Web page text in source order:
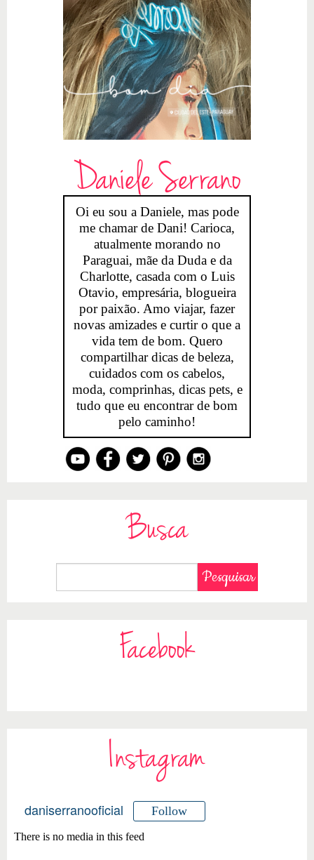
Daniele Serrano
Oi eu sou a Daniele, mas pode
me chamar de Dani! Carioca,
atualmente morando no
Paraguai, mãe da Duda e da
Charlotte, casada com o Luis
Otavio, empresária, blogueira
por paixão. Amo viajar, fazer
novas amizades e curtir o que a
vida tem de bom. Quero
compartilhar dicas de beleza,
cuidados com os cabelos,
moda, comprinhas, dicas pets, e
tudo que eu encontrar de bom
pelo caminho!
Busca
Facebook
Instagram
daniserranooficial Follow
There is no media in this feed